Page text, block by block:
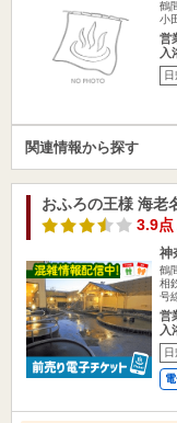
鶴
小
営
入
日
関連情報から探す
おふろの王様 海老
3.9点
神
鶴
相
号
営
入
日